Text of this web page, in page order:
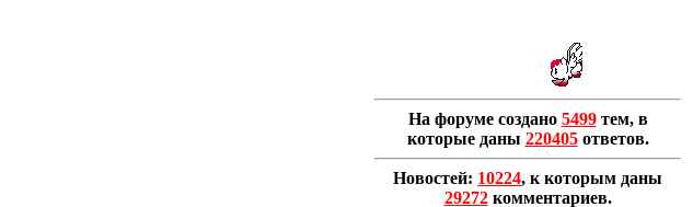
На форуме создано 5499тем, в
которые даны 220405ответов.
Новостей: 10224, к которым даны
29272комментариев.